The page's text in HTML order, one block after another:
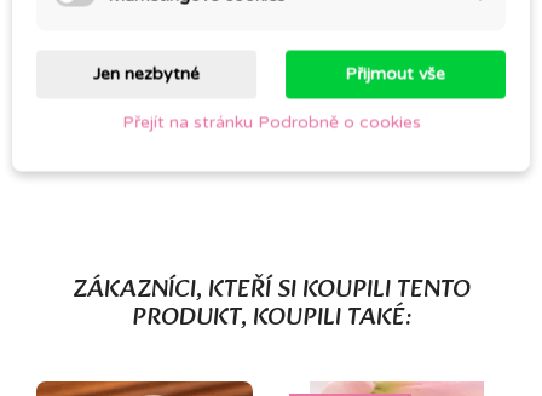
Buďte první a napište svoji zkušenost.
ZÁKAZNÍCI, KTEŘÍ SI KOUPILI TENTO
PRODUKT, KOUPILI TAKÉ:
Jen nezbytné Přijmout vše
Přejít na stránku Podrobně o cookies